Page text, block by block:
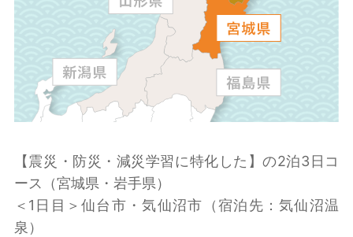
【震災・防災・減災学習に特化した】の2泊3日コ
ース（宮城県・岩手県）
＜1日目＞仙台市・気仙沼市（宿泊先：気仙沼温
泉）